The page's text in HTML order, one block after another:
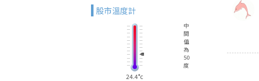
股市溫度計
中
間
值
為
50
度
24.4°c